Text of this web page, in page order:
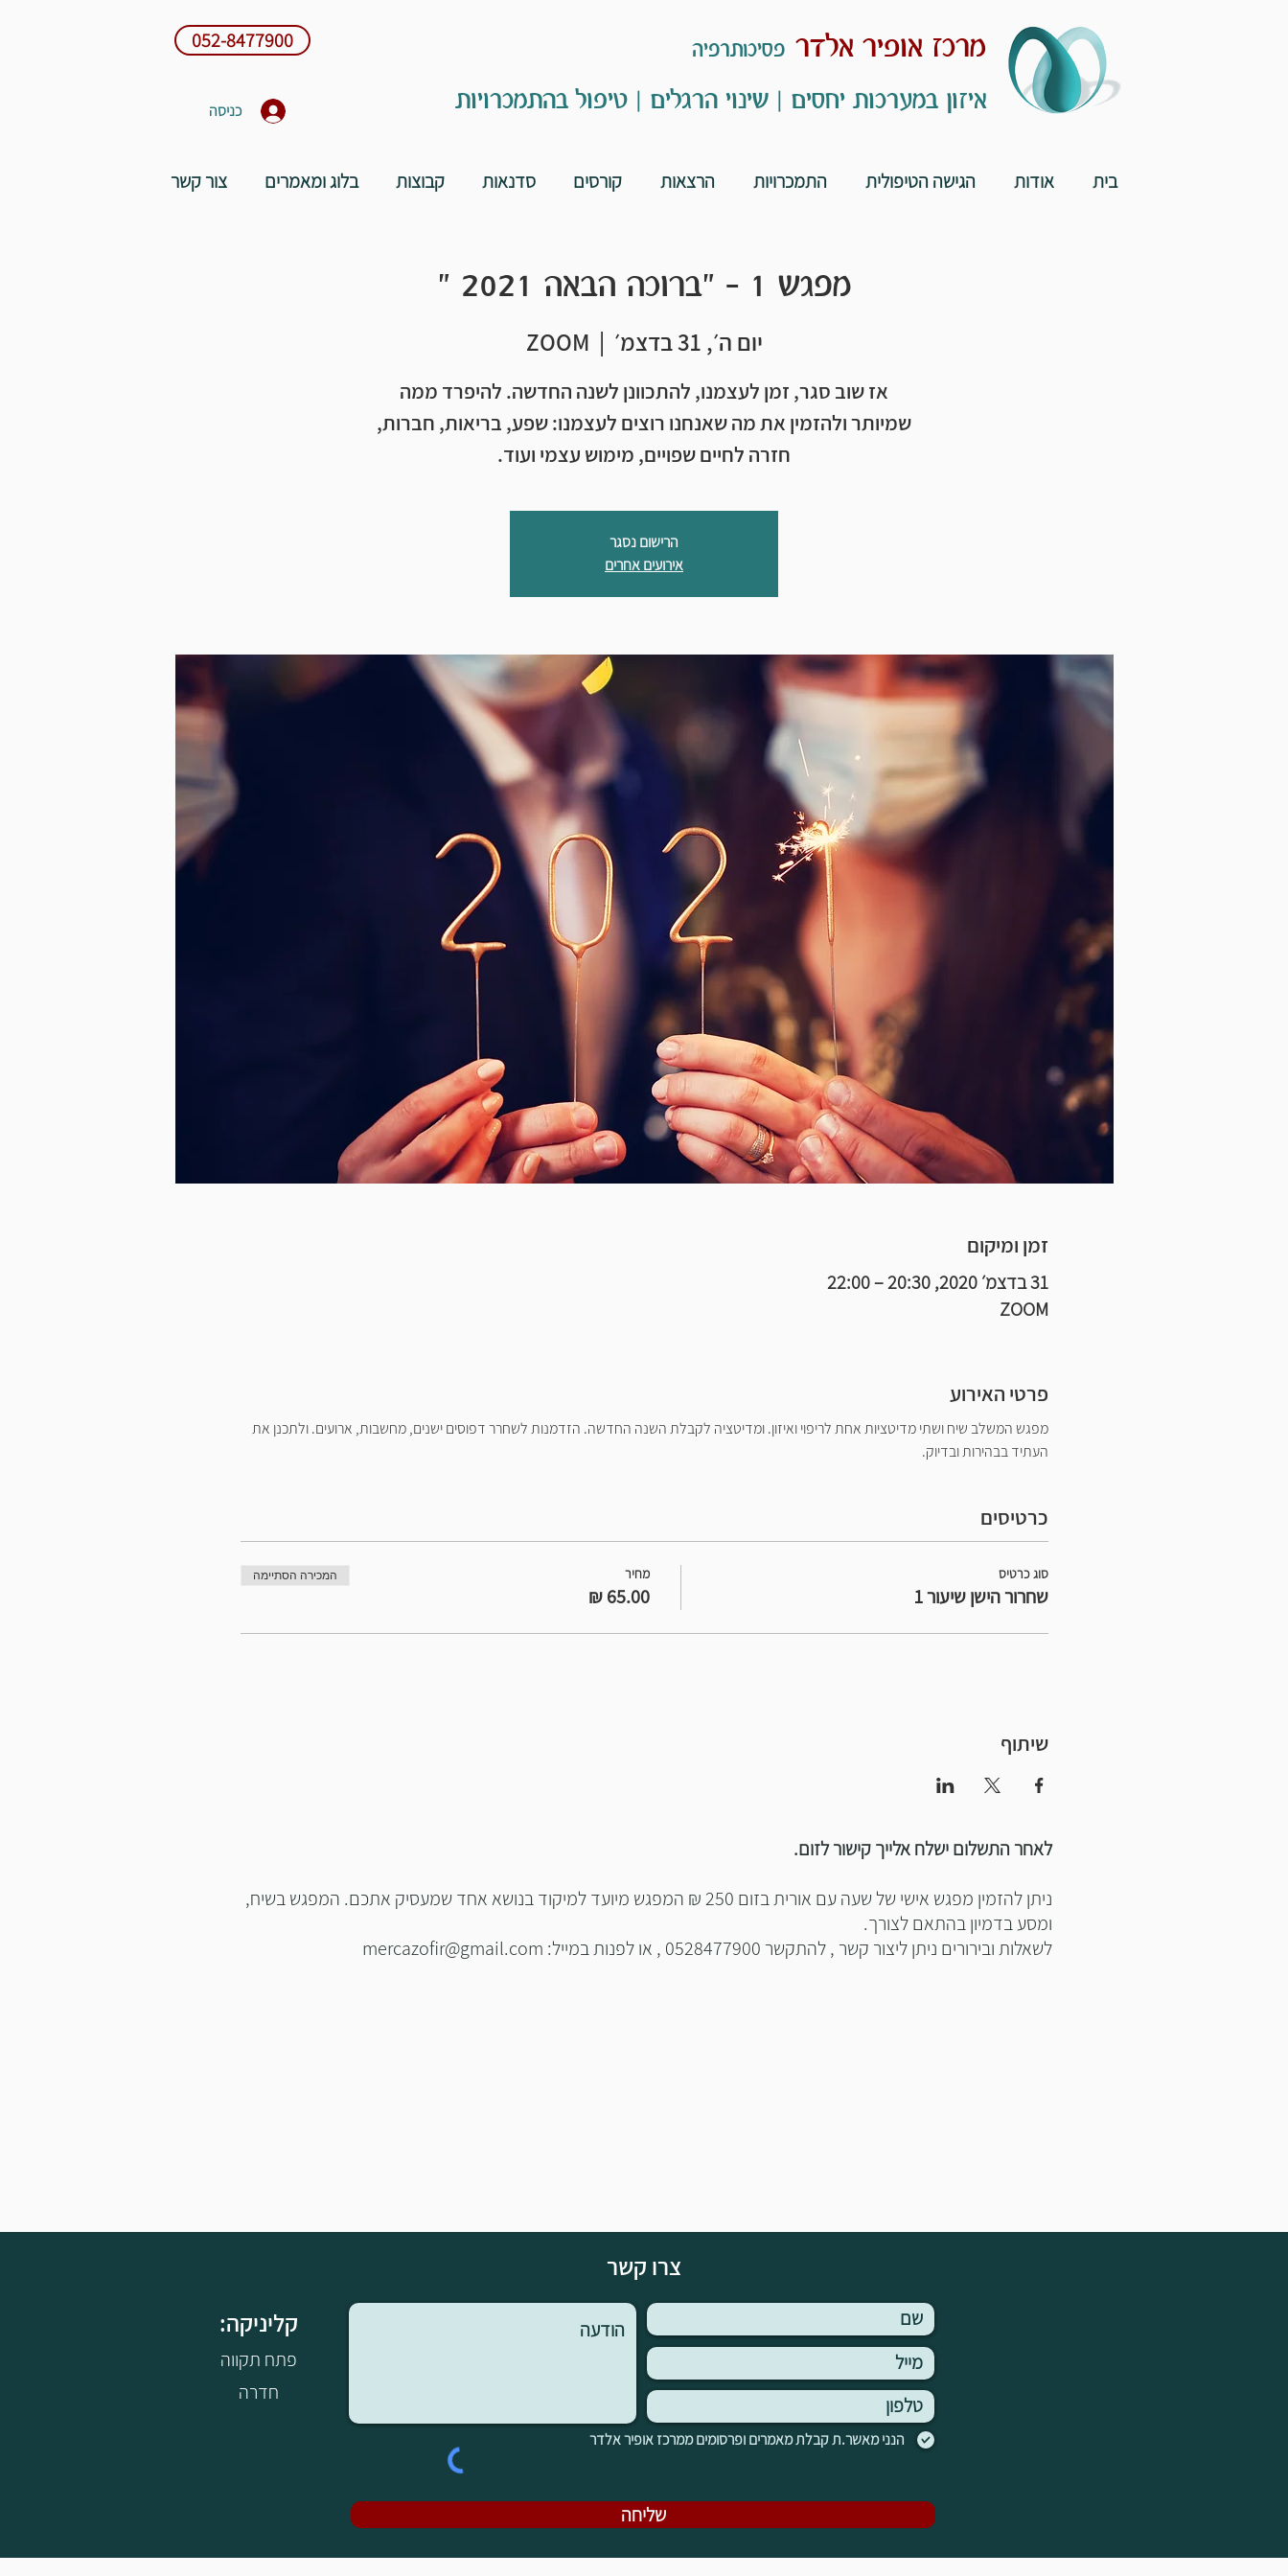
052-8477900
כניסה
מרכז אופיר אלדר פסיכותרפיה
איזון במערכות יחסים | שינוי הרגלים | טיפול בהתמכרויות
בית אודות הגישה הטיפולית התמכרויות הרצאות קורסים סדנאות קבוצות בלוג ומאמרים צור קשר
מפגש 1 - "ברוכה הבאה 2021 "
יום ה׳, 31 בדצמ׳
  |
ZOOM
אז שוב סגר, זמן לעצמנו, להתכוונן לשנה החדשה. להיפרד ממה
שמיותר ולהזמין את מה שאנחנו רוצים לעצמנו: שפע, בריאות, חברות,
חזרה לחיים שפויים, מימוש עצמי ועוד.
הרישום נסגר
אירועים אחרים
זמן ומיקום
31 בדצמ׳ 2020, 20:30 – 22:00
ZOOM
פרטי האירוע
מפגש המשלב שיח ושתי מדיטציות אחת לריפוי ואיזון. ומדיטציה לקבלת השנה החדשה. הזדמנות לשחרר דפוסים ישנים, מחשבות, ארועים. ולתכנן את
העתיד בבהירות ובדיוק.
כרטיסים
סוג כרטיס
שחרור הישן שיעור 1
מחיר המכירה הסתיימה
שיתוף
לאחר התשלום ישלח אלייך קישור לזום.
ניתן להזמין מפגש אישי של שעה עם אורית בזום 250 ₪ המפגש מיועד למיקוד בנושא אחד שמעסיק אתכם. המפגש בשיח,
ומסע בדמיון בהתאם לצורך.
לשאלות ובירורים ניתן ליצור קשר , להתקשר 0528477900 , או לפנות במייל:
mercazofir@gmail.com
צרו קשר
:קליניקה
פתח תקווה
חדרה
הנני מאשר.ת קבלת מאמרים ופרסומים ממרכז אופיר אלדר
שליחה